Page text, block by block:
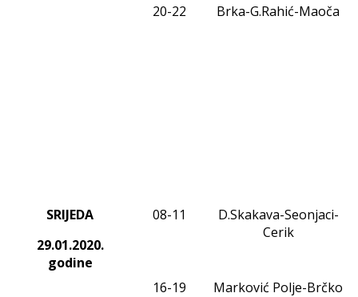
20-22 Brka-G.Rahić-Maoča
SRIJEDA
29.01.2020.
godine
08-1 1
D.Skakava-Seonjaci-
Cerik
16-19 Marković Polje-Brčko